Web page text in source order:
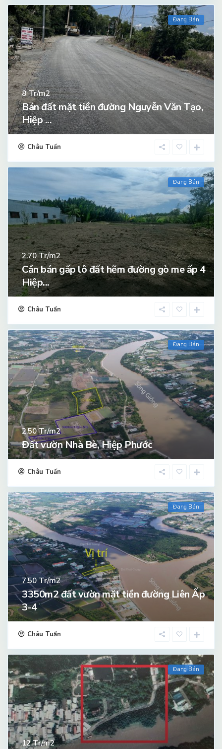
Đang Bán
8Tr/m2
Bán đất mặt tiền đường Nguyễn Văn Tạo,
Hiệp ...
Châu Tuấn
Đang Bán
2.70Tr/m2
Cần bán gấp lô đất hẽm đường gò me ấp 4
Hiệp...
Châu Tuấn
Đang Bán
2.50Tr/m2
Đất vườn Nhà Bè, Hiệp Phước
Châu Tuấn
Đang Bán
7.50Tr/m2
3350m2 đất vườn mặt tiền đường Liên Ấp
3-4
Châu Tuấn
Đang Bán
12Tr/m2